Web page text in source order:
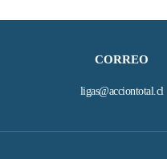
CORREO
ligas@acciontotal.cl